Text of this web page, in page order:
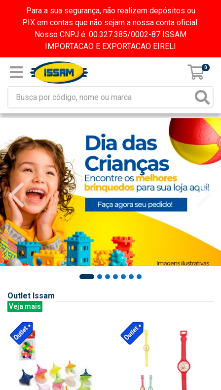
Para a sua segurança, não realizem depósitos ou
PIX em contas que não sejam a nossa conta oficial.
Nosso CNPJ é: 00.327.385/0002-87 ISSAM
IMPORTACAO E EXPORTACAO EIRELI
0
Outlet Issam
Veja mais